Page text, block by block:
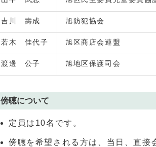
吉川 壽成 旭防犯協会
若木 佳代子 旭区商店会連盟
渡邊 公子 旭地区保護司会
傍聴について
定員は10名です。
傍聴を希望される方は、当日、直接